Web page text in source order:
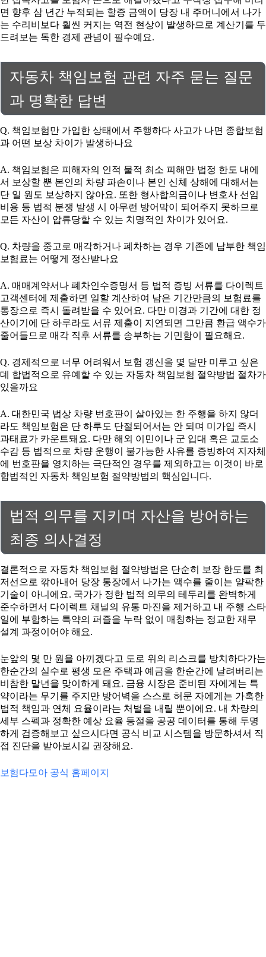
면 향후 삼 년간 누적되는 할증 금액이 당장 내 주머니에서 나가
는 수리비보다 훨씬 커지는 역전 현상이 발생하므로 계산기를 두
드려보는 독한 경제 관념이 필수예요.
자동차 책임보험 관련 자주 묻는 질문
과 명확한 답변
Q. 책임보험만 가입한 상태에서 주행하다 사고가 나면 종합보험
과 어떤 보상 차이가 발생하나요
A. 책임보험은 피해자의 인적 물적 최소 피해만 법정 한도 내에
서 보상할 뿐 본인의 차량 파손이나 본인 신체 상해에 대해서는
단 일 원도 보상하지 않아요. 또한 형사합의금이나 변호사 선임
비용 등 법적 분쟁 발생 시 아무런 방어막이 되어주지 못하므로
모든 자산이 압류당할 수 있는 치명적인 차이가 있어요.
Q. 차량을 중고로 매각하거나 폐차하는 경우 기존에 납부한 책임
보험료는 어떻게 정산받나요
A. 매매계약서나 폐차인수증명서 등 법적 증빙 서류를 다이렉트
고객센터에 제출하면 일할 계산하여 남은 기간만큼의 보험료를
통장으로 즉시 돌려받을 수 있어요. 다만 미경과 기간에 대한 정
산이기에 단 하루라도 서류 제출이 지연되면 그만큼 환급 액수가
줄어들므로 매각 직후 서류를 송부하는 기민함이 필요해요.
Q. 경제적으로 너무 어려워서 보험 갱신을 몇 달만 미루고 싶은
데 합법적으로 유예할 수 있는 자동차 책임보험 절약방법 절차가
있을까요
A. 대한민국 법상 차량 번호판이 살아있는 한 주행을 하지 않더
라도 책임보험은 단 하루도 단절되어서는 안 되며 미가입 즉시
과태료가 카운트돼요. 다만 해외 이민이나 군 입대 혹은 교도소
수감 등 법적으로 차량 운행이 불가능한 사유를 증빙하여 지자체
에 번호판을 영치하는 극단적인 경우를 제외하고는 이것이 바로
합법적인 자동차 책임보험 절약방법의 핵심입니다.
법적 의무를 지키며 자산을 방어하는
최종 의사결정
결론적으로 자동차 책임보험 절약방법은 단순히 보장 한도를 최
저선으로 깎아내어 당장 통장에서 나가는 액수를 줄이는 얄팍한
기술이 아니에요. 국가가 정한 법적 의무의 테두리를 완벽하게
준수하면서 다이렉트 채널의 유통 마진을 제거하고 내 주행 스타
일에 부합하는 특약의 퍼즐을 누락 없이 매칭하는 정교한 재무
설계 과정이어야 해요.
눈앞의 몇 만 원을 아끼겠다고 도로 위의 리스크를 방치하다가는
한순간의 실수로 평생 모은 주택과 예금을 한순간에 날려버리는
비참한 말년을 맞이하게 돼요. 금융 시장은 준비된 자에게는 특
약이라는 무기를 주지만 방어벽을 스스로 허문 자에게는 가혹한
법적 책임과 연체 요율이라는 처벌을 내릴 뿐이에요. 내 차량의
세부 스펙과 정확한 예상 요율 등절을 공공 데이터를 통해 투명
하게 검증해보고 싶으시다면 공식 비교 시스템을 방문하셔서 직
접 진단을 받아보시길 권장해요.
보험다모아 공식 홈페이지